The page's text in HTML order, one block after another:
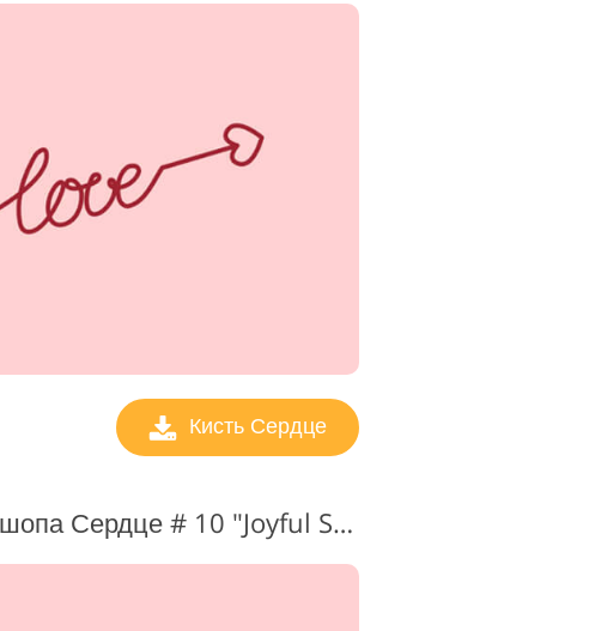
Кисть Сердце
Кисть для фотошопа Сердце # 10 "Joyful Spirit"